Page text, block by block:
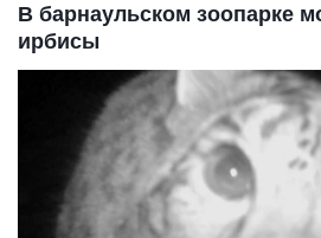
В барнаульском зоопарке
ирбисы